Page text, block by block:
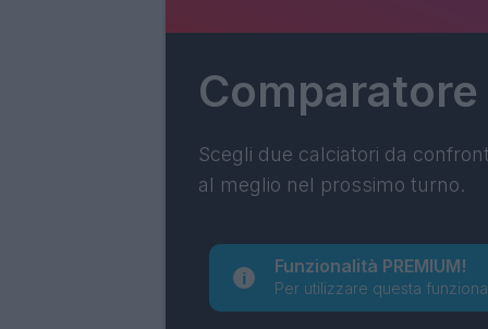
Comparatore
Scegli due calciatori da
al meglio nel prossimo turno.
Funzionalità PREMIUM!
Per utilizzare questa